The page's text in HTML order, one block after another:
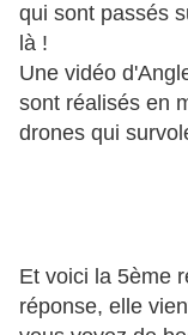
qui sont passés
là !
Une vidéo
sont réalisés en
drones qui
Et voici la 5ème
réponse, elle